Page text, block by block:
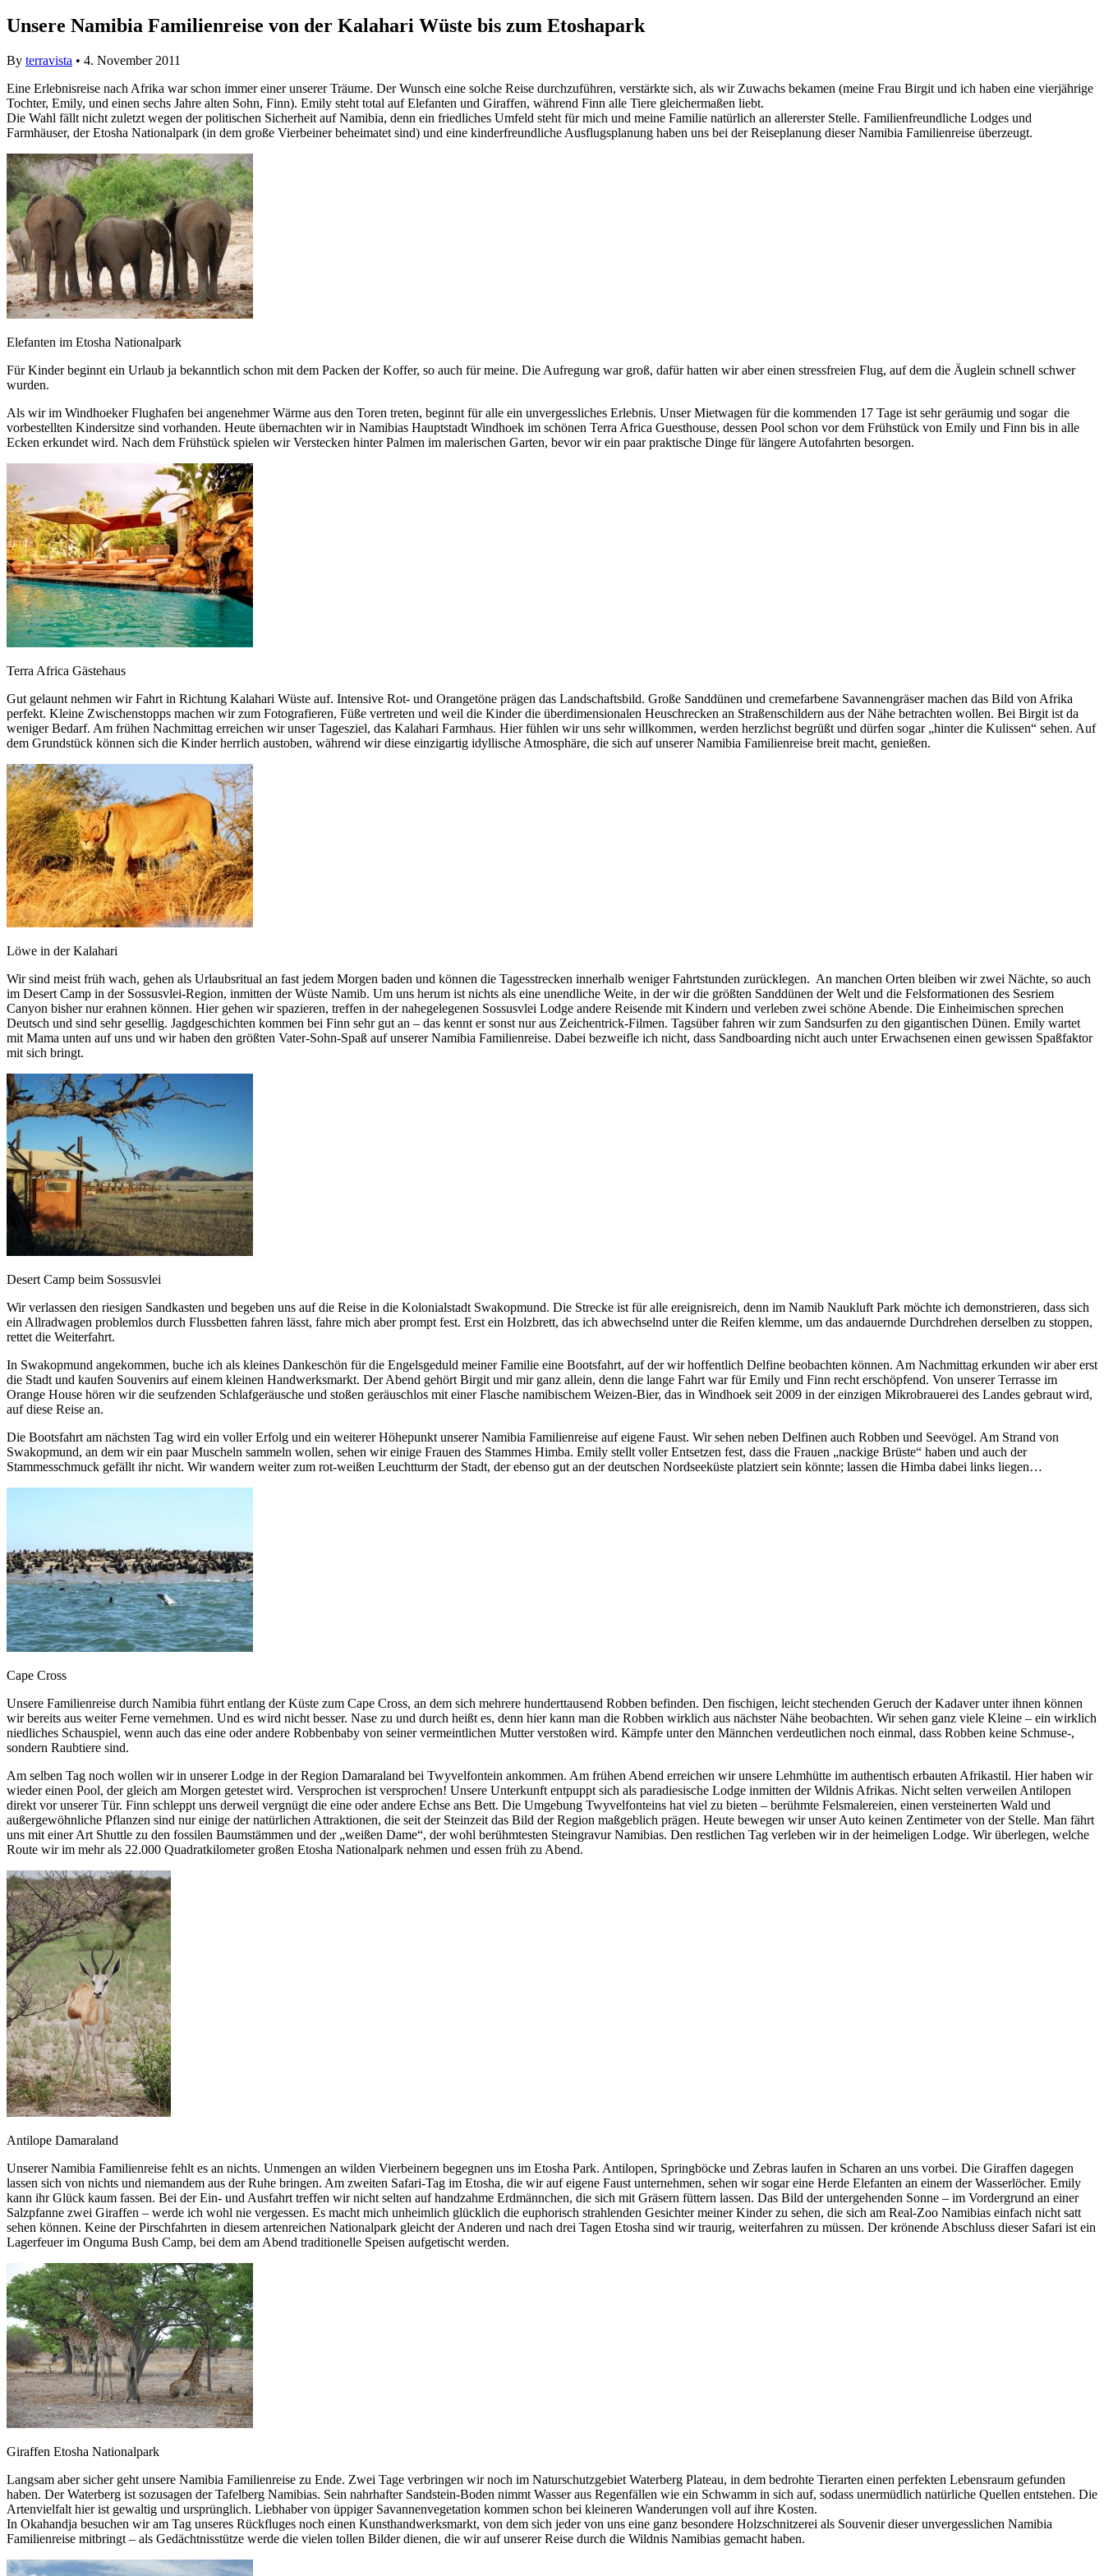
Unsere Namibia Familienreise von der Kalahari Wüste bis zum Etoshapark
By terravista • 4. November 2011
Eine Erlebnisreise nach Afrika war schon immer einer unserer Träume. Der Wunsch eine solche Reise durchzuführen, verstärkte sich, als wir Zuwachs bekamen (meine Frau Birgit und ich haben eine vierjährige
Tochter, Emily, und einen sechs Jahre alten Sohn, Finn). Emily steht total auf Elefanten und Giraffen, während Finn alle Tiere gleichermaßen liebt.
Die Wahl fällt nicht zuletzt wegen der politischen Sicherheit auf Namibia, denn ein friedliches Umfeld steht für mich und meine Familie natürlich an allererster Stelle. Familienfreundliche Lodges und
Farmhäuser, der Etosha Nationalpark (in dem große Vierbeiner beheimatet sind) und eine kinderfreundliche Ausflugsplanung haben uns bei der Reiseplanung dieser Namibia Familienreise überzeugt.
Elefanten im Etosha Nationalpark
Für Kinder beginnt ein Urlaub ja bekanntlich schon mit dem Packen der Koffer, so auch für meine. Die Aufregung war groß, dafür hatten wir aber einen stressfreien Flug, auf dem die Äuglein schnell schwer
wurden.
Als wir im Windhoeker Flughafen bei angenehmer Wärme aus den Toren treten, beginnt für alle ein unvergessliches Erlebnis. Unser Mietwagen für die kommenden 17 Tage ist sehr geräumig und sogar die
vorbestellten Kindersitze sind vorhanden. Heute übernachten wir in Namibias Hauptstadt Windhoek im schönen Terra Africa Guesthouse, dessen Pool schon vor dem Frühstück von Emily und Finn bis in alle
Ecken erkundet wird. Nach dem Frühstück spielen wir Verstecken hinter Palmen im malerischen Garten, bevor wir ein paar praktische Dinge für längere Autofahrten besorgen.
Terra Africa Gästehaus
Gut gelaunt nehmen wir Fahrt in Richtung Kalahari Wüste auf. Intensive Rot- und Orangetöne prägen das Landschaftsbild. Große Sanddünen und cremefarbene Savannengräser machen das Bild von Afrika
perfekt. Kleine Zwischenstopps machen wir zum Fotografieren, Füße vertreten und weil die Kinder die überdimensionalen Heuschrecken an Straßenschildern aus der Nähe betrachten wollen. Bei Birgit ist da
weniger Bedarf. Am frühen Nachmittag erreichen wir unser Tagesziel, das Kalahari Farmhaus. Hier fühlen wir uns sehr willkommen, werden herzlichst begrüßt und dürfen sogar „hinter die Kulissen“ sehen. Auf
dem Grundstück können sich die Kinder herrlich austoben, während wir diese einzigartig idyllische Atmosphäre, die sich auf unserer Namibia Familienreise breit macht, genießen.
Löwe in der Kalahari
Wir sind meist früh wach, gehen als Urlaubsritual an fast jedem Morgen baden und können die Tagesstrecken innerhalb weniger Fahrtstunden zurücklegen. An manchen Orten bleiben wir zwei Nächte, so auch
im Desert Camp in der Sossusvlei-Region, inmitten der Wüste Namib. Um uns herum ist nichts als eine unendliche Weite, in der wir die größten Sanddünen der Welt und die Felsformationen des Sesriem
Canyon bisher nur erahnen können. Hier gehen wir spazieren, treffen in der nahegelegenen Sossusvlei Lodge andere Reisende mit Kindern und verleben zwei schöne Abende. Die Einheimischen sprechen
Deutsch und sind sehr gesellig. Jagdgeschichten kommen bei Finn sehr gut an – das kennt er sonst nur aus Zeichentrick-Filmen. Tagsüber fahren wir zum Sandsurfen zu den gigantischen Dünen. Emily wartet
mit Mama unten auf uns und wir haben den größten Vater-Sohn-Spaß auf unserer Namibia Familienreise. Dabei bezweifle ich nicht, dass Sandboarding nicht auch unter Erwachsenen einen gewissen Spaßfaktor
mit sich bringt.
Desert Camp beim Sossusvlei
Wir verlassen den riesigen Sandkasten und begeben uns auf die Reise in die Kolonialstadt Swakopmund. Die Strecke ist für alle ereignisreich, denn im Namib Naukluft Park möchte ich demonstrieren, dass sich
ein Allradwagen problemlos durch Flussbetten fahren lässt, fahre mich aber prompt fest. Erst ein Holzbrett, das ich abwechselnd unter die Reifen klemme, um das andauernde Durchdrehen derselben zu stoppen,
rettet die Weiterfahrt.
In Swakopmund angekommen, buche ich als kleines Dankeschön für die Engelsgeduld meiner Familie eine Bootsfahrt, auf der wir hoffentlich Delfine beobachten können. Am Nachmittag erkunden wir aber erst
die Stadt und kaufen Souvenirs auf einem kleinen Handwerksmarkt. Der Abend gehört Birgit und mir ganz allein, denn die lange Fahrt war für Emily und Finn recht erschöpfend. Von unserer Terrasse im
Orange House hören wir die seufzenden Schlafgeräusche und stoßen geräuschlos mit einer Flasche namibischem Weizen-Bier, das in Windhoek seit 2009 in der einzigen Mikrobrauerei des Landes gebraut wird,
auf diese Reise an.
Die Bootsfahrt am nächsten Tag wird ein voller Erfolg und ein weiterer Höhepunkt unserer Namibia Familienreise auf eigene Faust. Wir sehen neben Delfinen auch Robben und Seevögel. Am Strand von
Swakopmund, an dem wir ein paar Muscheln sammeln wollen, sehen wir einige Frauen des Stammes Himba. Emily stellt voller Entsetzen fest, dass die Frauen „nackige Brüste“ haben und auch der
Stammesschmuck gefällt ihr nicht. Wir wandern weiter zum rot-weißen Leuchtturm der Stadt, der ebenso gut an der deutschen Nordseeküste platziert sein könnte; lassen die Himba dabei links liegen…
Cape Cross
Unsere Familienreise durch Namibia führt entlang der Küste zum Cape Cross, an dem sich mehrere hunderttausend Robben befinden. Den fischigen, leicht stechenden Geruch der Kadaver unter ihnen können
wir bereits aus weiter Ferne vernehmen. Und es wird nicht besser. Nase zu und durch heißt es, denn hier kann man die Robben wirklich aus nächster Nähe beobachten. Wir sehen ganz viele Kleine – ein wirklich
niedliches Schauspiel, wenn auch das eine oder andere Robbenbaby von seiner vermeintlichen Mutter verstoßen wird. Kämpfe unter den Männchen verdeutlichen noch einmal, dass Robben keine Schmuse-,
sondern Raubtiere sind.
Am selben Tag noch wollen wir in unserer Lodge in der Region Damaraland bei Twyvelfontein ankommen. Am frühen Abend erreichen wir unsere Lehmhütte im authentisch erbauten Afrikastil. Hier haben wir
wieder einen Pool, der gleich am Morgen getestet wird. Versprochen ist versprochen! Unsere Unterkunft entpuppt sich als paradiesische Lodge inmitten der Wildnis Afrikas. Nicht selten verweilen Antilopen
direkt vor unserer Tür. Finn schleppt uns derweil vergnügt die eine oder andere Echse ans Bett. Die Umgebung Twyvelfonteins hat viel zu bieten – berühmte Felsmalereien, einen versteinerten Wald und
außergewöhnliche Pflanzen sind nur einige der natürlichen Attraktionen, die seit der Steinzeit das Bild der Region maßgeblich prägen. Heute bewegen wir unser Auto keinen Zentimeter von der Stelle. Man fährt
uns mit einer Art Shuttle zu den fossilen Baumstämmen und der „weißen Dame“, der wohl berühmtesten Steingravur Namibias. Den restlichen Tag verleben wir in der heimeligen Lodge. Wir überlegen, welche
Route wir im mehr als 22.000 Quadratkilometer großen Etosha Nationalpark nehmen und essen früh zu Abend.
Antilope Damaraland
Unserer Namibia Familienreise fehlt es an nichts. Unmengen an wilden Vierbeinern begegnen uns im Etosha Park. Antilopen, Springböcke und Zebras laufen in Scharen an uns vorbei. Die Giraffen dagegen
lassen sich von nichts und niemandem aus der Ruhe bringen. Am zweiten Safari-Tag im Etosha, die wir auf eigene Faust unternehmen, sehen wir sogar eine Herde Elefanten an einem der Wasserlöcher. Emily
kann ihr Glück kaum fassen. Bei der Ein- und Ausfahrt treffen wir nicht selten auf handzahme Erdmännchen, die sich mit Gräsern füttern lassen. Das Bild der untergehenden Sonne – im Vordergrund an einer
Salzpfanne zwei Giraffen – werde ich wohl nie vergessen. Es macht mich unheimlich glücklich die euphorisch strahlenden Gesichter meiner Kinder zu sehen, die sich am Real-Zoo Namibias einfach nicht satt
sehen können. Keine der Pirschfahrten in diesem artenreichen Nationalpark gleicht der Anderen und nach drei Tagen Etosha sind wir traurig, weiterfahren zu müssen. Der krönende Abschluss dieser Safari ist ein
Lagerfeuer im Onguma Bush Camp, bei dem am Abend traditionelle Speisen aufgetischt werden.
Giraffen Etosha Nationalpark
Langsam aber sicher geht unsere Namibia Familienreise zu Ende. Zwei Tage verbringen wir noch im Naturschutzgebiet Waterberg Plateau, in dem bedrohte Tierarten einen perfekten Lebensraum gefunden
haben. Der Waterberg ist sozusagen der Tafelberg Namibias. Sein nahrhafter Sandstein-Boden nimmt Wasser aus Regenfällen wie ein Schwamm in sich auf, sodass unermüdlich natürliche Quellen entstehen. Die
Artenvielfalt hier ist gewaltig und ursprünglich. Liebhaber von üppiger Savannenvegetation kommen schon bei kleineren Wanderungen voll auf ihre Kosten.
In Okahandja besuchen wir am Tag unseres Rückfluges noch einen Kunsthandwerksmarkt, von dem sich jeder von uns eine ganz besondere Holzschnitzerei als Souvenir dieser unvergesslichen Namibia
Familienreise mitbringt – als Gedächtnisstütze werde die vielen tollen Bilder dienen, die wir auf unserer Reise durch die Wildnis Namibias gemacht haben.